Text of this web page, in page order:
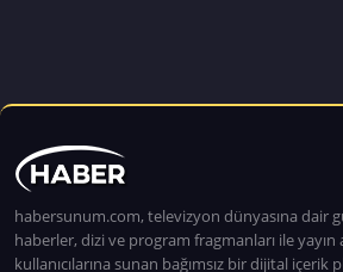
habersunum.com, televizyon dünyasına dair
haberler, dizi ve program fragmanları ile yayın
kullanıcılarına sunan bağımsız bir dijital